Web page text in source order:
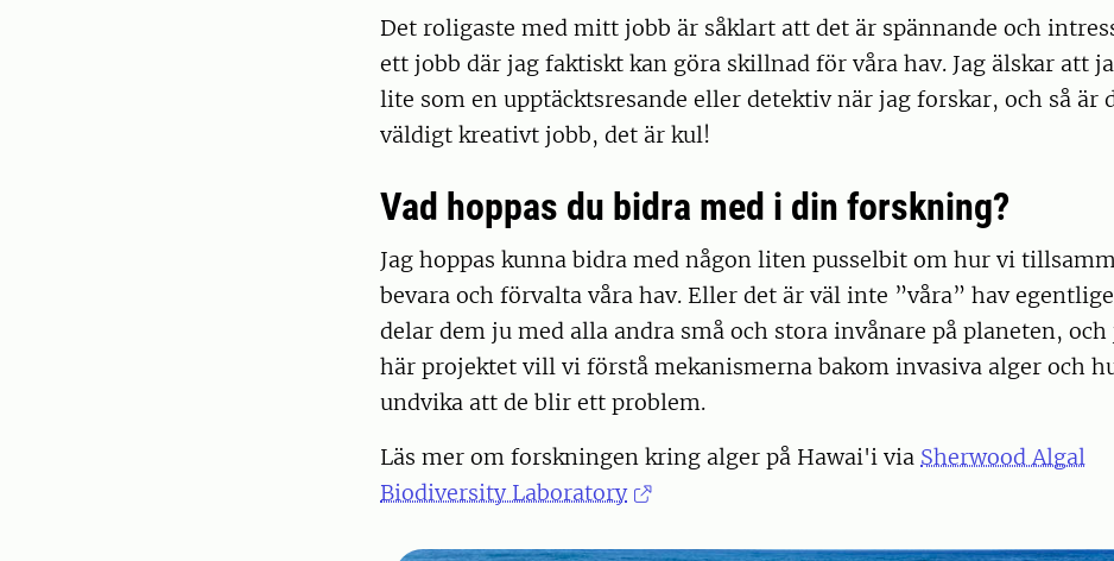
Det roligaste med mitt jobb är såklart att det är spännande och
ett jobb där jag faktiskt kan göra skillnad för våra hav. Jag älskar att
lite som en upptäcktsresande eller detektiv när jag forskar, och så är
väldigt kreativt jobb, det är kul!
Vad hoppas du bidra med i din forskning?
Jag hoppas kunna bidra med någon liten pusselbit om hur vi
bevara och förvalta våra hav. Eller det är väl inte ”våra” hav
delar dem ju med alla andra små och stora invånare på planeten,
här projektet vill vi förstå mekanismerna bakom invasiva alger och
undvika att de blir ett problem.
Läs mer om forskningen kring alger på Hawai'i via Sherwood Algal
Biodiversity Laboratory